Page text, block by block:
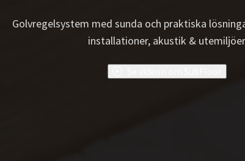
Golvregelsystem med sunda och praktiska
installationer, akustik & utemiljöer